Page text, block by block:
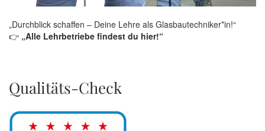
„Durchblick schaffen – Deine Lehre als Glasbautechniker*in!“
👉 „Alle Lehrbetriebe findest du hier!“
Qualitäts-Check